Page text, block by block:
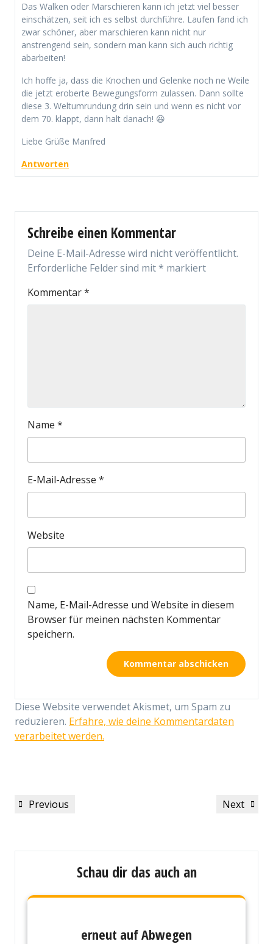
Das Walken oder Marschieren kann ich jetzt viel besser
einschätzen, seit ich es selbst durchführe. Laufen fand ich
zwar schöner, aber marschieren kann nicht nur
anstrengend sein, sondern man kann sich auch richtig
abarbeiten!
Ich hoffe ja, dass die Knochen und Gelenke noch ne Weile
die jetzt eroberte Bewegungsform zulassen. Dann sollte
diese 3. Weltumrundung drin sein und wenn es nicht vor
dem 70. klappt, dann halt danach! 😆
Liebe Grüße Manfred
Antworten
Schreibe einen Kommentar
Deine E-Mail-Adresse wird nicht veröffentlicht.
Erforderliche Felder sind mit* markiert
Kommentar*
Name *
E-Mail-Adresse *
Website
Name, E-Mail-Adresse und Website in diesem
Browser für meinen nächsten Kommentar
speichern.
Diese Website verwendet Akismet, um Spam zu
reduzieren. Erfahre, wie deine Kommentardaten
verarbeitet werden.
Beitragsnavigation
Previous
Previous
Next
Next
Schau dir das auch an
erneut auf Abwegen